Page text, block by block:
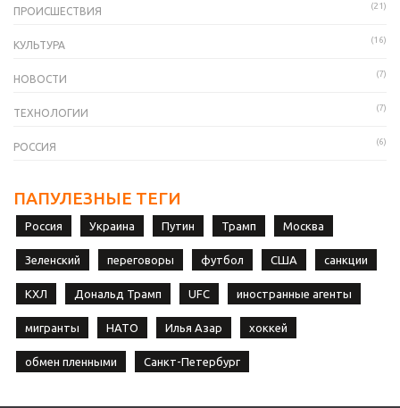
ПРОИСШЕСТВИЯ (21)
КУЛЬТУРА (16)
НОВОСТИ (7)
ТЕХНОЛОГИИ (7)
РОССИЯ (6)
ПАПУЛЕЗНЫЕ ТЕГИ
Россия Украина Путин Трамп Москва
Зеленский переговоры футбол США санкции
КХЛ Дональд Трамп UFC иностранные агенты
мигранты НАТО Илья Азар хоккей
обмен пленными Санкт-Петербург